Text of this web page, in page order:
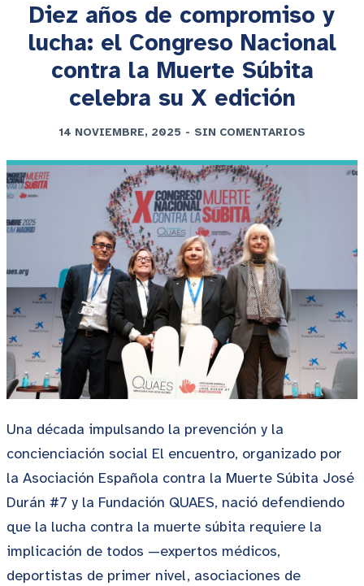
Diez años de compromiso y
lucha: el Congreso Nacional
contra la Muerte Súbita
celebra su X edición
14 NOVIEMBRE, 2025 - SIN COMENTARIOS
Una década impulsando la prevención y la
concienciación social El encuentro, organizado por
la Asociación Española contra la Muerte Súbita José
Durán #7 y la Fundación QUAES, nació defendiendo
que la lucha contra la muerte súbita requiere la
implicación de todos —expertos médicos,
deportistas de primer nivel, asociaciones de